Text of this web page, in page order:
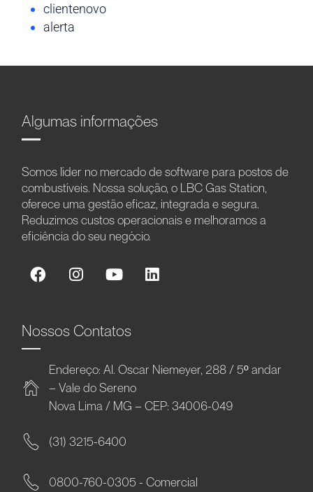
clientenovo
alerta
Algumas informações
Somos líder no mercado de software para postos de
combustíveis. Nossa solução, o LBC Gas Station,
oferece uma gestão eficaz, integrada e segura.
Reduzimos custos operacionais e melhoramos a
eficiência do seu negócio.
Nossos Contatos
Endereço: Al. Oscar Niemeyer, 288 / 5º andar
– Vale do Sereno
Nova Lima / MG – CEP: 34006-049
(31) 3215-6400
0800-760-0305 - Comercial